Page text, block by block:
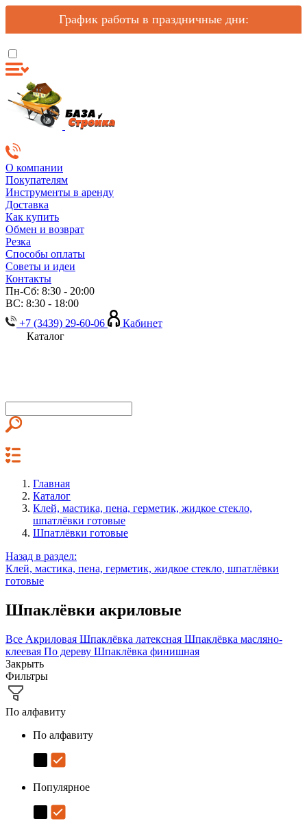
График работы в праздничные дни:
О компании
Покупателям
Инструменты в аренду
Доставка
Как купить
Обмен и возврат
Резка
Способы оплаты
Советы и идеи
Контакты
Пн-Сб: 8:30 - 20:00
ВС: 8:30 - 18:00
+7 (3439) 29-60-06
Кабинет
Каталог
Главная
Каталог
Клей, мастика, пена, герметик, жидкое стекло,
шпатлёвки готовые
Шпатлёвки готовые
Назад в раздел:
Клей, мастика, пена, герметик, жидкое стекло, шпатлёвки
готовые
Шпаклёвки акриловые
Все Акриловая Шпаклёвка латексная Шпаклёвка масляно-
клеевая По дереву Шпаклёвка финишная
Закрыть
Фильтры
По алфавиту
По алфавиту
Популярное